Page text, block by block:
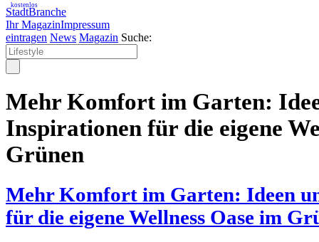
StadtBranche
Ihr MagazinImpressum
kostenlos
eintragen News Magazin Suche:
Mehr Komfort im Garten:
Inspirationen für die eigene
Grünen
Mehr Komfort im Garten: Ideen
für die eigene Wellness Oase im